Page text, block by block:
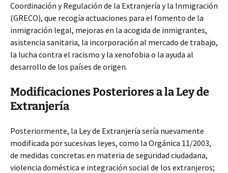
Coordinación y Regulación de la Extranjería y la Inmigración
(GRECO), que recogía actuaciones para el fomento de la
inmigración legal, mejoras en la acogida de inmigrantes,
asistencia sanitaria, la incorporación al mercado de trabajo,
la lucha contra el racismo y la xenofobia o la ayuda al
desarrollo de los países de origen.
Modificaciones Posteriores a la Ley de
Extranjería
Posteriormente, la Ley de Extranjería sería nuevamente
modificada por sucesivas leyes, como la Orgánica 11/2003,
de medidas concretas en materia de seguridad ciudadana,
violencia doméstica e integración social de los extranjeros;